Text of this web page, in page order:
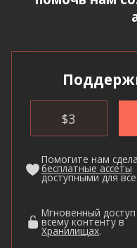
$3
Помогите нам
бесплатные ассеты
доступными для
Мгновенный доступ
всему контенту в
Хранилищах.